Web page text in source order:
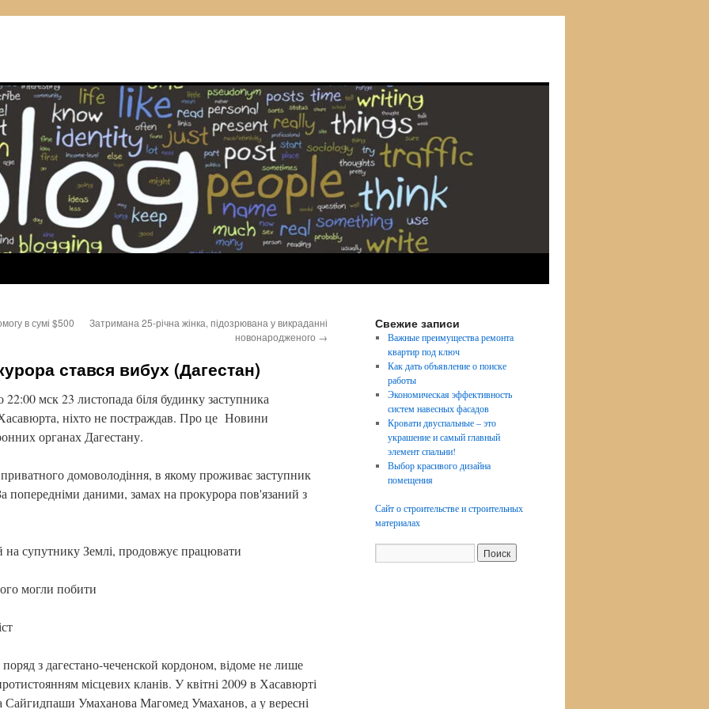
в сумі $500
Затримана 25-річна жінка, підозрювана у викраданні
новонародженого →
стався вибух (Дагестан)
22:00 мск 23 листопада біля будинку заступника
Хасавюрта, ніхто не постраждав. Про це Новини
органах Дагестану.
домоволодіння, в якому проживає заступник
попередніми даними, замах на прокурора пов'язаний з
на супутнику Землі, продовжує працювати
могли побити
з дагестано-чеченской кордоном, відоме не лише
місцевих кланів. У квітні 2009 в Хасавюрті
Сайгидпаши Умаханова Магомед Умаханов, а у вересні
Свежие записи
Важные преимущества ремонта
квартир под ключ
Как дать объявление о поиске
работы
Экономическая эффективность
систем навесных фасадов
Кровати двуспальные – это
украшение и самый главный
элемент спальни!
Выбор красивого дизайна
помещения
Сайт о строительстве и строительных
материалах